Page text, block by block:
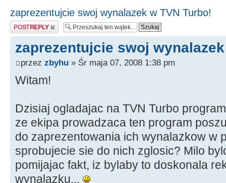
zaprezentujcie swoj wynalazek w TVN Turbo!
Odpowiedz
zaprezentujcie swoj
przez zbyhu » Śr maja 07, 2008 1:38 pm
Witam!
Dzisiaj ogladajac na TVN Turbo
ze ekipa prowadzaca ten program
do zaprezentowania ich wynalazkow w
sprobujecie sie do nich zglosic? Milo
pomijajac fakt, iz bylaby to doskonala
wynalazku...